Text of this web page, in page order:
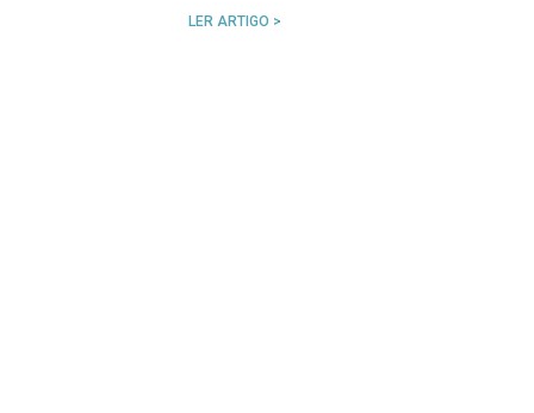
LER ARTIGO >